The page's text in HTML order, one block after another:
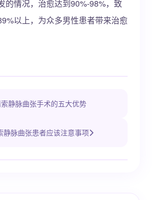
的情况，治愈达到90%-98%，致
以上，为众多男性患者带来治愈
索静脉曲张手术的五大优势
静脉曲张患者应该注意事项